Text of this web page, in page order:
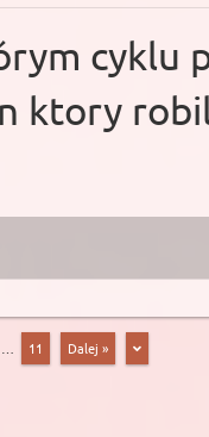
cyklu
ktory
11 Dalej »